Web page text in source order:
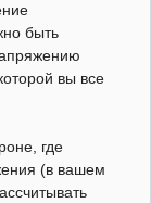
быть
вы все
где
(в вашем